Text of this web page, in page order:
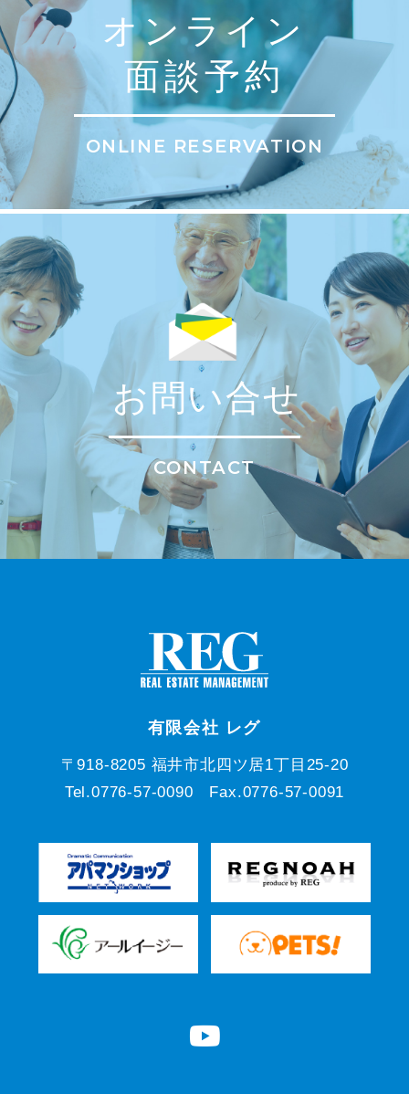
オンライン
面談予約
ONLINE RESERVATION
お問い合せ
CONTACT
有限会社 レグ
〒918-8205 福井市北四ツ居1丁目25-20
Tel.0776-57-0090 Fax.0776-57-0091